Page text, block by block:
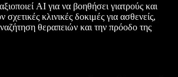
AI για να βοηθήσει γιατρούς και
σχετικές κλινικές δοκιμές για ασθενείς,
θεραπειών και την πρόοδο της